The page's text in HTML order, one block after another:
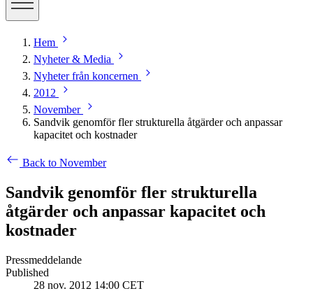
Hem
Nyheter & Media
Nyheter från koncernen
2012
November
Sandvik genomför fler strukturella åtgärder och anpassar
kapacitet och kostnader
Back to November
Sandvik genomför fler strukturella
åtgärder och anpassar kapacitet och
kostnader
Pressmeddelande
Published
28 nov. 2012 14:00 CET